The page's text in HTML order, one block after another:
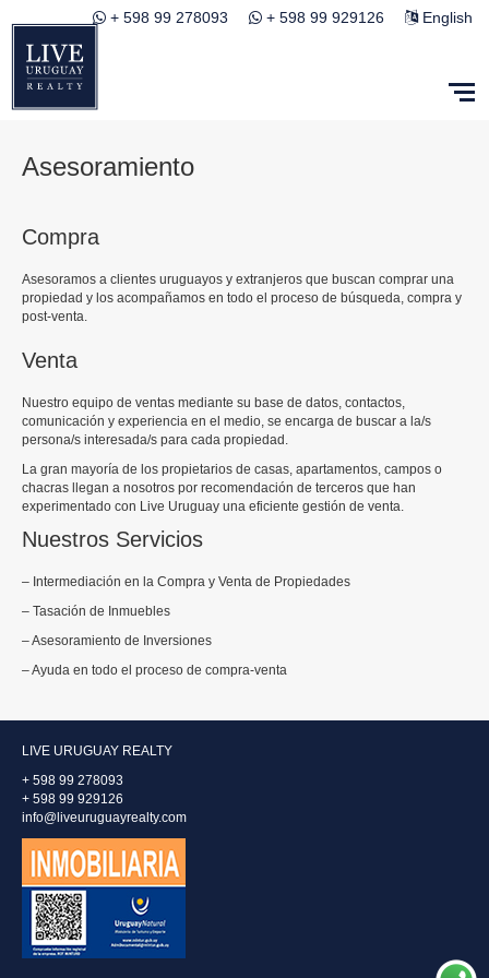
+ 598 99 278093 + 598 99 929126 English
Asesoramiento
Compra
Asesoramos a clientes uruguayos y extranjeros que buscan comprar una
propiedad y los acompañamos en todo el proceso de búsqueda, compra y
post-venta.
Venta
Nuestro equipo de ventas mediante su base de datos, contactos,
comunicación y experiencia en el medio, se encarga de buscar a la/s
persona/s interesada/s para cada propiedad.
La gran mayoría de los propietarios de casas, apartamentos, campos o
chacras llegan a nosotros por recomendación de terceros que han
experimentado con Live Uruguay una eficiente gestión de venta.
Nuestros Servicios
– Intermediación en la Compra y Venta de Propiedades
– Tasación de Inmuebles
– Asesoramiento de Inversiones
– Ayuda en todo el proceso de compra-venta
LIVE URUGUAY REALTY
+ 598 99 278093
+ 598 99 929126
info@liveuruguayrealty.com